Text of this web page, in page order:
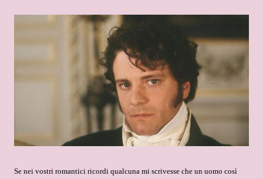
Se nei vostri romantici ricordi qualcuna mi scrivesse che un uomo così